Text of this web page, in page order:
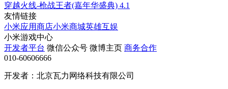
穿越火线-枪战王者(嘉年华盛典) 4.1
友情链接
小米应用商店小米商城英雄互娱
小米游戏中心
开发者平台 微信公众号 微博主页 商务合作
010-60606666
开发者：北京瓦力网络科技有限公司